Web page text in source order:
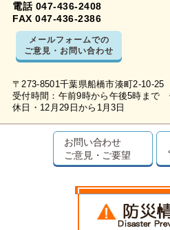
電話 047-436-2408
FAX 047-436-2386
メールフォームでの
ご意見・お問い合わせ
〒273-8501千葉県船橋市湊町2-10-25
受付時間：午前9時から午後5時まで
休日・12月29日から1月3日
お問い合わせ
ご意見・ご要望